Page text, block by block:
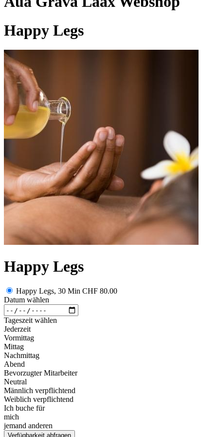
Happy Legs
Happy Legs
Happy Legs, 30 Min CHF 80.00
Datum wählen
Tageszeit wählen
Jederzeit
Vormittag
Mittag
Nachmittag
Abend
Bevorzugter Mitarbeiter
Neutral
Männlich verpflichtend
Weiblich verpflichtend
Ich buche für
mich
jemand anderen
Verfügbarkeit abfragen